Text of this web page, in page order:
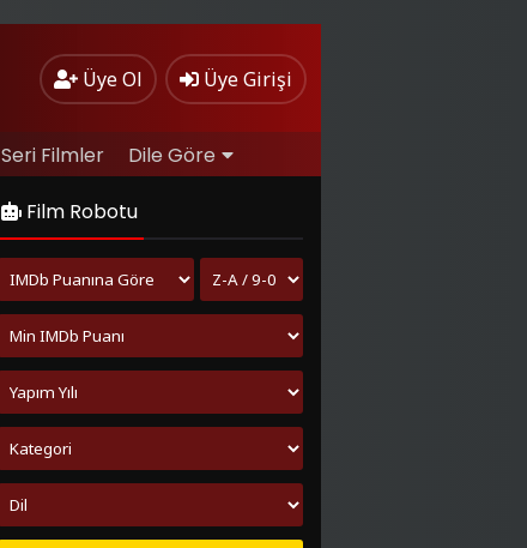
Üye Ol Üye Girişi
Seri Filmler Dile Göre
Film Robotu